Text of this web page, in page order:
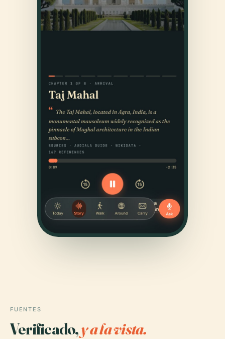
FUENTES
Verificado,y a la vista.